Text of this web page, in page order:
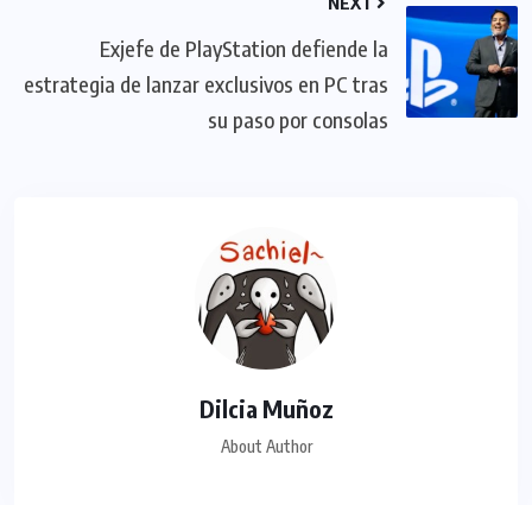
Exjefe de PlayStation defiende la
estrategia de lanzar exclusivos en PC tras
su paso por consolas
Dilcia Muñoz
About Author